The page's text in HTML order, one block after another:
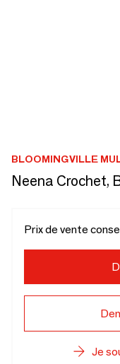
BLOOMINGVILLE
Neena Crochet,
Prix de vente
Je